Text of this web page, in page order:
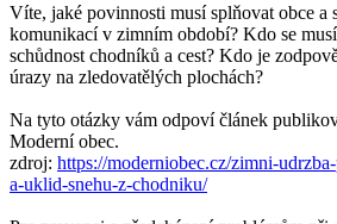
Víte, jaké povinnosti musí splňovat obce a
komunikací v zimním období? Kdo se
schůdnost chodníků a cest? Kdo je
úrazy na zledovatělých plochách?
Na tyto otázky vám odpoví článek
Moderní obec.
zdroj: https://moderniobec.cz/zimni-
a-uklid-snehu-z-chodniku/